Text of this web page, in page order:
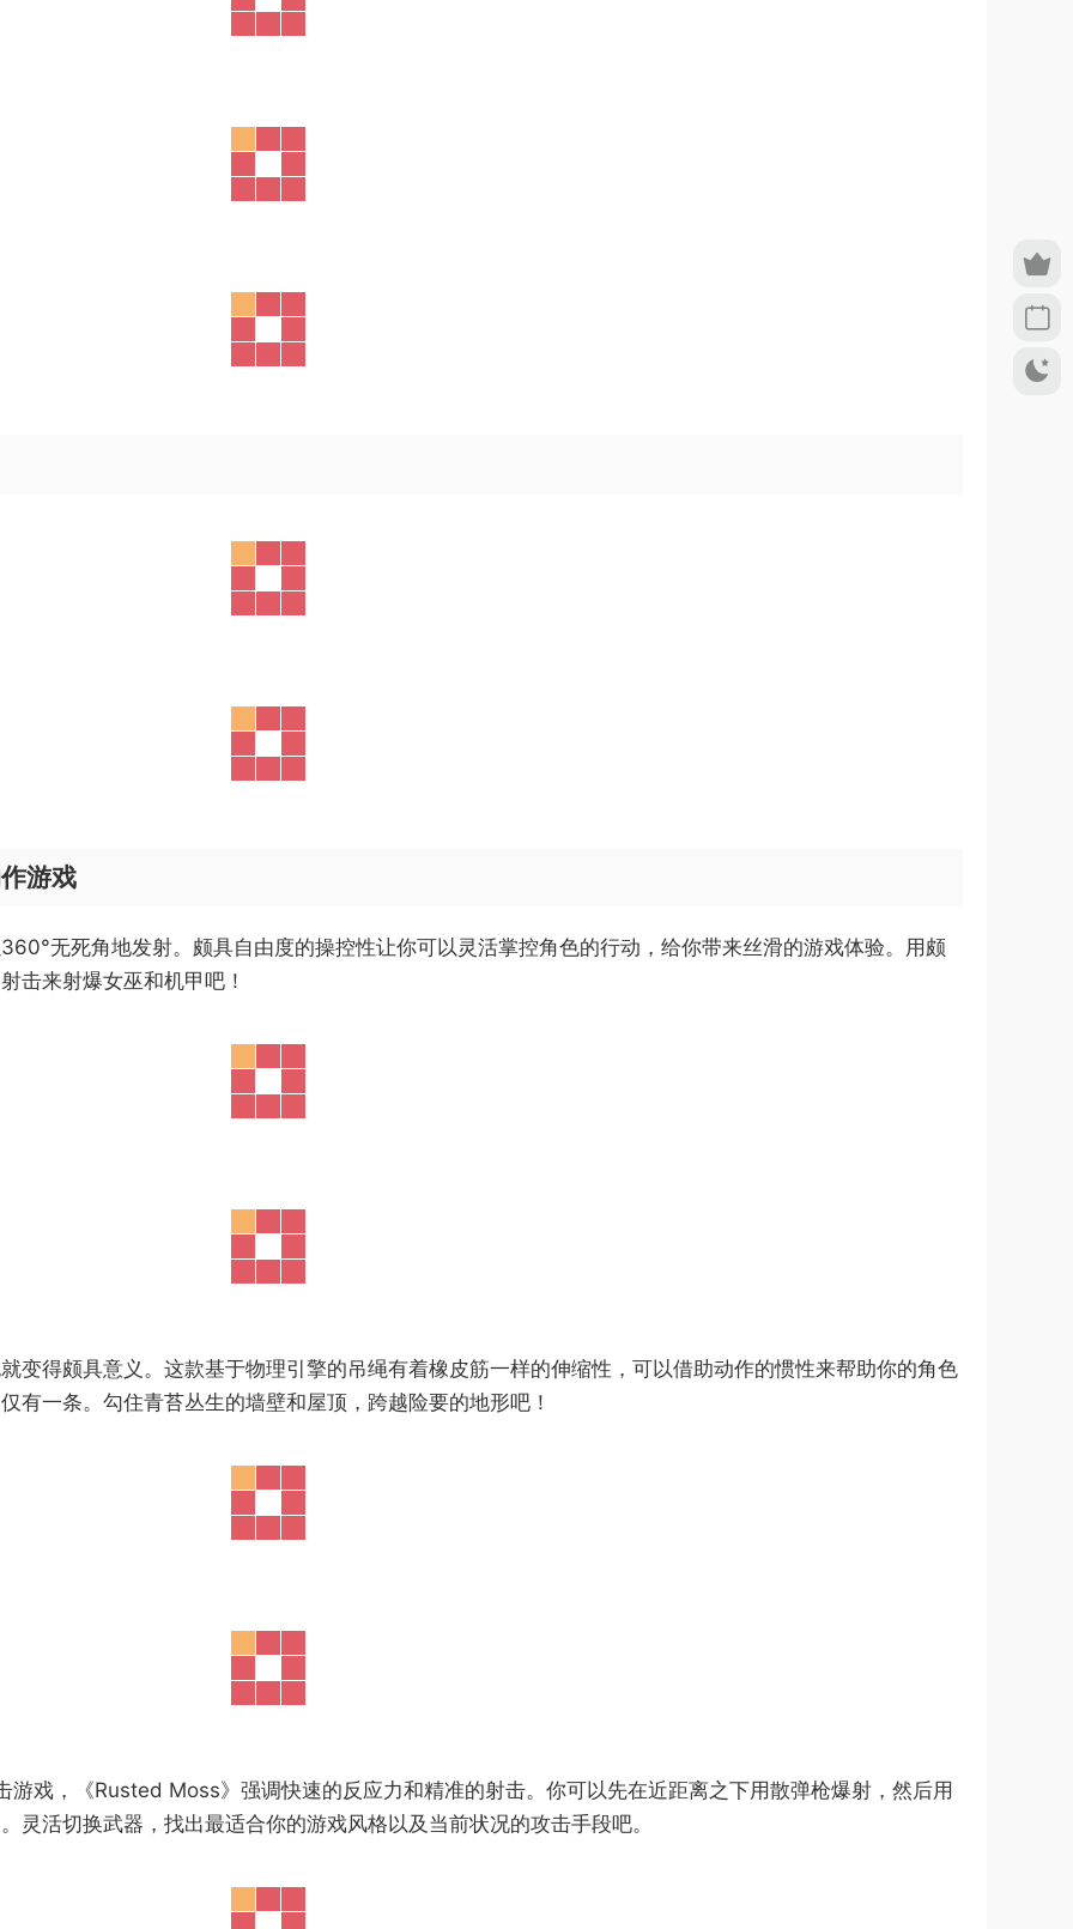
游戏
无死角地发射。颇具自由度的操控性让你可以灵活掌控角色的行动，给你带来丝滑的游戏体验。用颇
击来射爆女巫和机甲吧！
变得颇具意义。这款基于物理引擎的吊绳有着橡皮筋一样的伸缩性，可以借助动作的惯性来帮助你的角色
有一条。勾住青苔丛生的墙壁和屋顶，跨越险要的地形吧！
戏，《Rusted Moss》强调快速的反应力和精准的射击。你可以先在近距离之下用散弹枪爆射，然后用
灵活切换武器，找出最适合你的游戏风格以及当前状况的攻击手段吧。